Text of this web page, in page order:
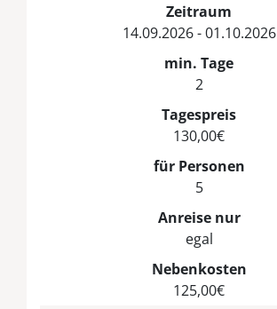
Zeitraum
14.09.2026 - 01.10.2026
min. Tage
2
Tagespreis
130,00€
für Personen
5
Anreise nur
egal
Nebenkosten
125,00€